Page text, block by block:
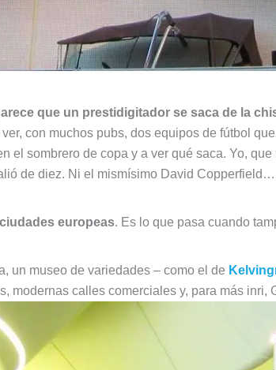
que un prestidigitador se saca de la
con muchos pubs, dos equipos de fútbol
el sombrero de copa y a ver qué saca. Yo,
de diez. Ni el mismísimo David Copperfield…
europeas. Es lo que pasa cuando
un museo de variedades – como el de
modernas calles comerciales y, para más inri,